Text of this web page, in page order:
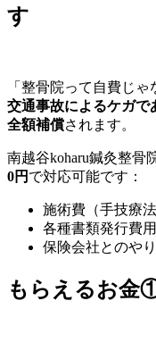
す
「整骨院って自費じ
交通事故によるケガで
全額補償されます。
南越谷koharu鍼灸整骨
0円 で対応可能です：
施術費（手技療
各種書類発行費用
保険会社とのや
もらえるお金